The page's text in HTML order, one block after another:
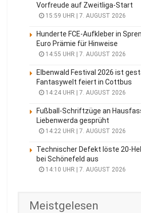
Vorfreude auf Zweitliga-Start
15:59 UHR | 7. AUGUST 2026
Hunderte FCE-Aufkleber in
Euro Prämie für Hinweise
14:55 UHR | 7. AUGUST 2026
Elbenwald Festival 2026 ist
Fantasywelt feiert in Cottbus
14:24 UHR | 7. AUGUST 2026
Fußball-Schriftzüge an
Liebenwerda gesprüht
14:22 UHR | 7. AUGUST 2026
Technischer Defekt löste 20-
bei Schönefeld aus
14:10 UHR | 7. AUGUST 2026
Meistgelesen